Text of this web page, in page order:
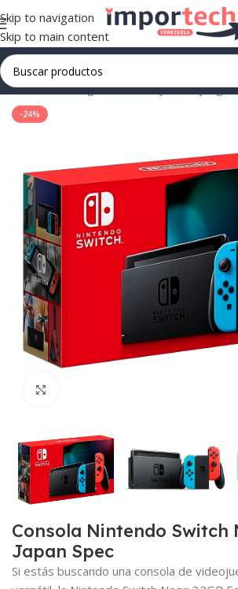
Skip to navigation
Skip to main content
Inicio/Tecnología/Consolas y Videojuegos
-24%
Consola Nintendo Switch
Japan Spec
Si estás buscando una consola de